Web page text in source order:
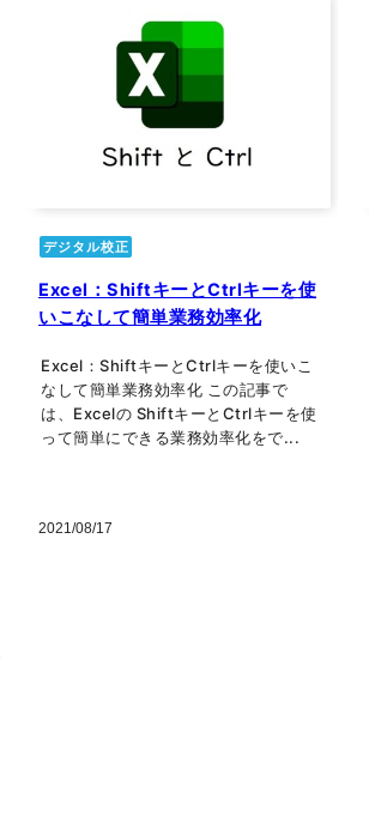
デジタル校正
Excel：ShiftキーとCtrlキーを使
いこなして簡単業務効率化
Excel：ShiftキーとCtrlキーを使いこ
なして簡単業務効率化 この記事で
は、Excelの ShiftキーとCtrlキーを使
って簡単にできる業務効率化をで...
2021/08/17